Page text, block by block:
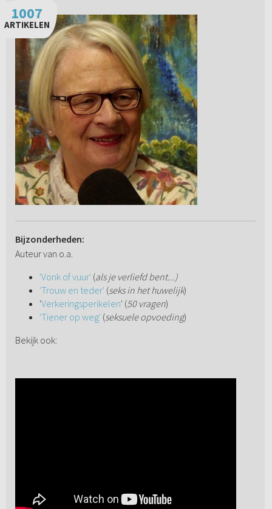
1007
ARTIKELEN
Bijzonderheden:
Auteur van o.a.
'Vonk of vuur' (als je verliefd bent...)
'Trouw en teder' (seks in het huwelijk)
'Verkeringsperikelen' (50 vragen)
'Tiener op weg' (seksuele opvoeding)
Bekijk ook: